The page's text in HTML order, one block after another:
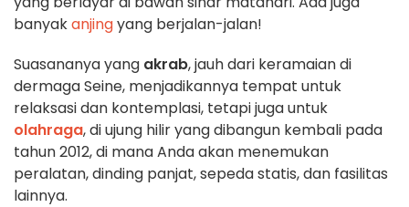
banyakanjingyang berjalan-jalan!
Suasananya yang akrab, jauh dari keramaian di
dermaga Seine, menjadikannya tempat untuk
relaksasi dan kontemplasi, tetapi juga untuk
olahraga, di ujung hilir yang dibangun kembali pada
tahun 2012, di mana Anda akan menemukan
peralatan, dinding panjat, sepeda statis, dan fasilitas
lainnya.